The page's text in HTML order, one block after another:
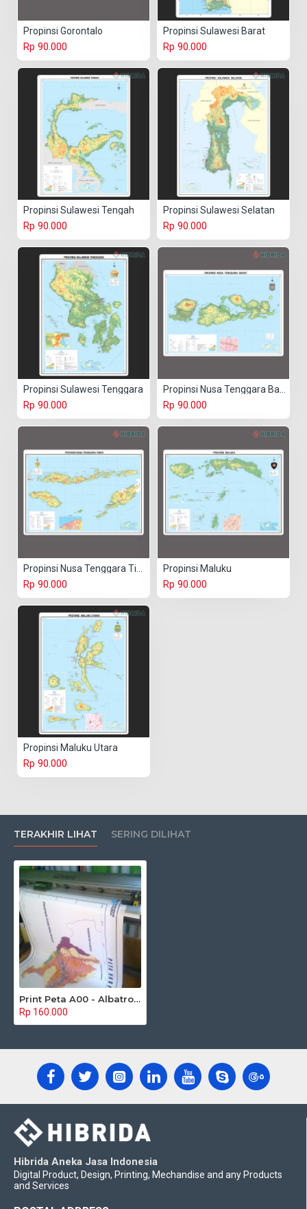
Propinsi Gorontalo
Rp 90.000
Propinsi Sulawesi Barat
Rp 90.000
Propinsi Sulawesi Tengah
Rp 90.000
Propinsi Sulawesi Selatan
Rp 90.000
Propinsi Sulawesi Tenggara
Rp 90.000 Rp 90.000
Rp 90.000
Propinsi Maluku
Rp 90.000
Propinsi Maluku Utara
Rp 90.000
TERAKHIR LIHAT SERING DILIHAT
Print Peta A00 - Albatros Paper
Rp 160.000
Hibrida Aneka Jasa Indonesia
Digital Product, Design, Printing, Mechandise and any Products
and Services